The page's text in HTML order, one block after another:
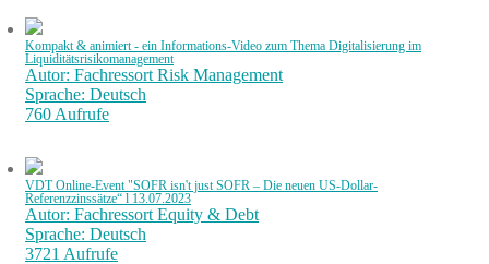
Kompakt & animiert - ein Informations-Video zum Thema Digitalisierung im
Liquiditätsrisikomanagement
Autor: Fachressort Risk Management
Sprache: Deutsch
760 Aufrufe
VDT Online-Event "SOFR isn't just SOFR – Die neuen US-Dollar-
Referenzzinssätze“ l 13.07.2023
Autor: Fachressort Equity & Debt
Sprache: Deutsch
3721 Aufrufe